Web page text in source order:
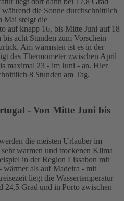
die Sonne durchschnittlich
Mai steigt die
auf knapp 16, bis Mitte Juni auf 18
acht Stunden zum Vorschein
Am wärmsten ist es in der
das Thermometer zwischen April
maximal 23 - im Juni - an. Hier
8 Stunden am Tag.
- Von Mitte Juni bis
die meisten Urlauber im
warmen und trockenen Klima
in der Region Lissabon mit
als auf Madeira - mit
liegt die Wassertemperatur
24,5 Grad und in Porto zwischen